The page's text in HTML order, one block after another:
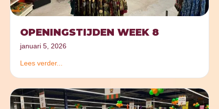
OPENINGSTIJDEN WEEK 8
januari 5, 2026
Lees verder...